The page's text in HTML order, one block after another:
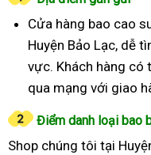
Cửa hàng bao cao
Huyện Bảo Lạc, dễ
vực. Khách hàng có
qua mạng với giao
Điểm danh loại bao
Shop chúng tôi tại